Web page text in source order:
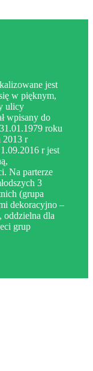
jest
w pięknym,
ulicy
wpisany do
roku
2013 r
r jest
Na parterze
3
(grupa
dekoracyjno –
oddzielna dla
grup